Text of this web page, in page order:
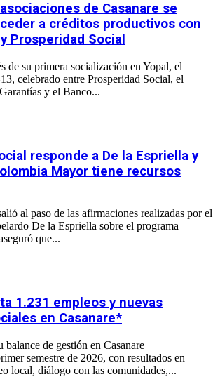
de Casanare se
a créditos productivos con
Prosperidad Social
de su primera socialización en Yopal, el
celebrado entre Prosperidad Social, el
y el Banco...
responde a De la Espriella y
Mayor tiene recursos
al paso de las afirmaciones realizadas por el
De la Espriella sobre el programa
que...
1.231 empleos y nuevas
en Casanare*
balance de gestión en Casanare
semestre de 2026, con resultados en
local, diálogo con las comunidades,...